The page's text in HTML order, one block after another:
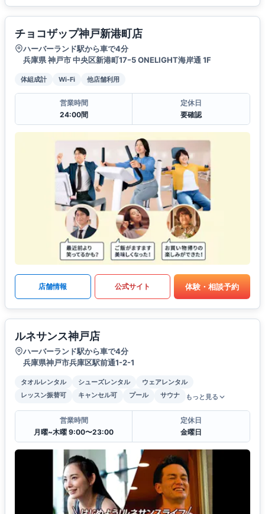
チョコザップ神戸新港町店
ハーバーランド駅から車で4分
兵庫県 神戸市 中央区新港町17ｰ5 ONELIGHT海岸通 1F
体組成計 Wi-Fi 他店舗利用
営業時間
24:00間
定休日
要確認
店舗情報 公式サイト 体験・相談予約
ルネサンス神戸店
ハーバーランド駅から車で4分
兵庫県神戸市兵庫区駅前通1-2-1
タオルレンタル シューズレンタル
ウェアレンタル
レッスン振替可
キャンセル可 プール サウナ もっと見る
営業時間
月曜~木曜 9:00〜23:00
定休日
金曜日